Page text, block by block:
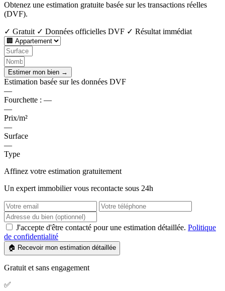
Obtenez une estimation gratuite basée sur les transactions réelles
(DVF).
✓ Gratuit ✓ Données officielles DVF ✓ Résultat immédiat
Estimer mon bien →
Estimation basée sur les données DVF
—
Fourchette : —
—
Prix/m²
—
Surface
—
Type
Affinez votre estimation gratuitement
Un expert immobilier vous recontacte sous 24h
J'accepte d'être contacté pour une estimation détaillée. Politique
de confidentialité
🏠 Recevoir mon estimation détaillée
Gratuit et sans engagement
✅